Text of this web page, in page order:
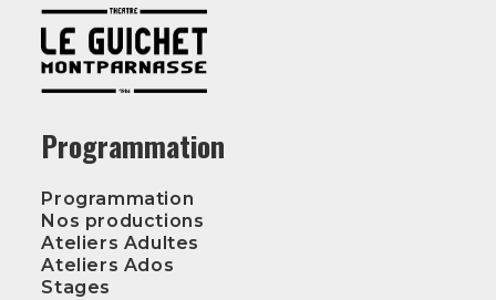
Programmation
Programmation
Nos productions
Ateliers Adultes
Ateliers Ados
Stages